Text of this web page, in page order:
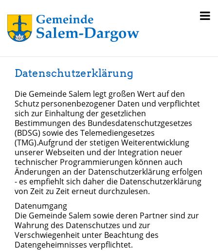
Datenschutzerklärung
Die Gemeinde Salem legt großen Wert auf den
Schutz personenbezogener Daten und verpflichtet
sich zur Einhaltung der gesetzlichen
Bestimmungen des Bundesdatenschutzgesetzes
(BDSG) sowie des Telemediengesetzes
(TMG).Aufgrund der stetigen Weiterentwicklung
unserer Webseiten und der Integration neuer
technischer Programmierungen können auch
Änderungen an der Datenschutzerklärung erfolgen
- es empfiehlt sich daher die Datenschutzerklärung
von Zeit zu Zeit erneut durchzulesen.
Datenumgang
Die Gemeinde Salem sowie deren Partner sind zur
Wahrung des Datenschutzes und zur
Verschwiegenheit unter Beachtung des
Datengeheimnisses verpflichtet.